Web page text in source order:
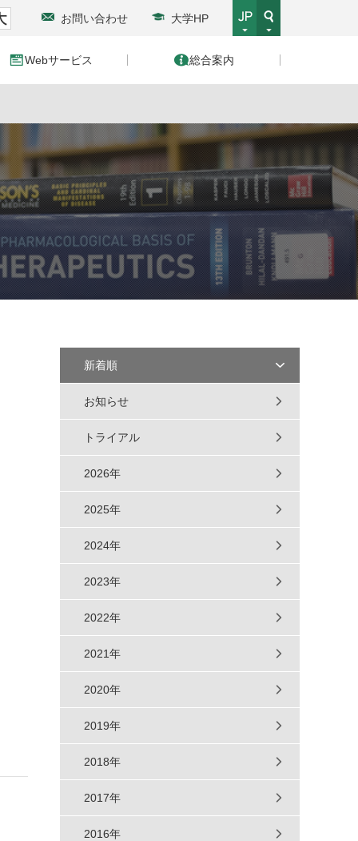
お問い合わせ 大学HP
Webサービス 総合案内
新着順
お知らせ
トライアル
2026年
2025年
2024年
2023年
2022年
2021年
2020年
2019年
2018年
2017年
2016年